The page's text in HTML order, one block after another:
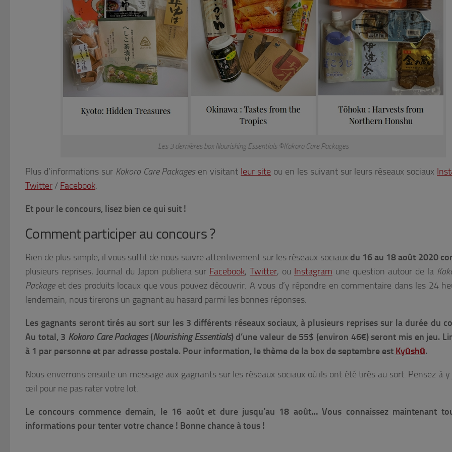
Les 3 dernières box Nourishing Essentials ©Kokoro Care Packages
Plus d’informations sur Kokoro Care Packagesen visitant leur site ou en les suivant sur leurs réseaux sociaux
Twitter / Facebook.
Et pour le concours, lisez bien ce qui suit !
Comment participer au concours ?
Rien de plus simple, il vous suffit de nous suivre attentivement sur les réseaux sociaux du 16 au 18 août 2020
plusieurs reprises, Journal du Japon publiera sur Facebook, Twitter, ou Instagram une question autour de la
Packageet des produits locaux que vous pouvez découvrir. A vous d’y répondre en commentaire dans les 24
lendemain, nous tirerons un gagnant au hasard parmi les bonnes réponses.
Les gagnants seront tirés au sort sur les 3 différents réseaux sociaux, à plusieurs reprises sur la durée du
Au total, 3 Kokoro Care Packages(Nourishing Essentials) d’une valeur de 55$ (environ 46€) seront mis en jeu.
à 1 par personne et par adresse postale. Pour information, le thème de la box de septembre est Kyūshū.
Nous enverrons ensuite un message aux gagnants sur les réseaux sociaux où ils ont été tirés au sort. Pensez à
œil pour ne pas rater votre lot.
Le concours commence demain, le 16 août et dure jusqu’au 18 août…Vous connaissez maintenant
informations pour tenter votre chance ! Bonne chance à tous !